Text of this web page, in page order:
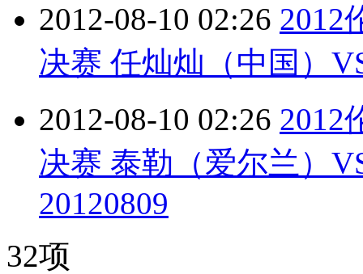
2012-08-10 02:26 2012
决赛 任灿灿（中国）
2012-08-10 02:26 2012
决赛 泰勒（爱尔兰）
20120809
32项